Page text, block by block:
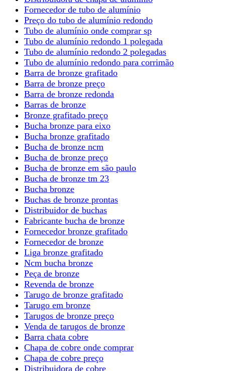
Fornecedor de tubo de alumínio
Preço do tubo de alumínio redondo
Tubo de alumínio onde comprar sp
Tubo de alumínio redondo 1 polegada
Tubo de alumínio redondo 2 polegadas
Tubo de alumínio redondo para corrimão
Barra de bronze grafitado
Barra de bronze preço
Barra de bronze redonda
Barras de bronze
Bronze grafitado preço
Bucha bronze para eixo
Bucha bronze grafitado
Bucha de bronze ncm
Bucha de bronze preço
Bucha de bronze em são paulo
Bucha de bronze tm 23
Bucha bronze
Buchas de bronze prontas
Distribuidor de buchas
Fabricante bucha de bronze
Fornecedor bronze grafitado
Fornecedor de bronze
Liga bronze grafitado
Ncm bucha bronze
Peça de bronze
Revenda de bronze
Tarugo de bronze grafitado
Tarugo em bronze
Tarugos de bronze preço
Venda de tarugos de bronze
Barra chata cobre
Chapa de cobre onde comprar
Chapa de cobre preço
Distribuidora de cobre